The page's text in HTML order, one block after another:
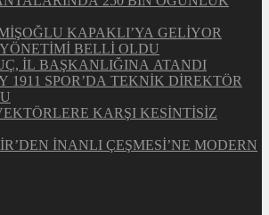
KAPAKLI’YA GELİYOR
BELLİ OLDU
İL BAŞKANLIĞINA ATANDI
1911 SPOR’DA TEKNİK DİREKTÖR
KARŞI KESİNTİSİZ
İNANLI ÇEŞMESİ’NE MODERN